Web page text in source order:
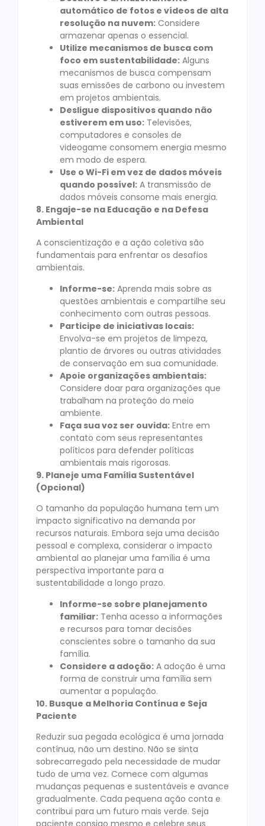
automático de fotos e vídeos de alta
resolução na nuvem: Considere
armazenar apenas o essencial.
Utilize mecanismos de busca com
foco em sustentabilidade: Alguns
mecanismos de busca compensam
suas emissões de carbono ou investem
em projetos ambientais.
Desligue dispositivos quando não
estiverem em uso: Televisões,
computadores e consoles de
videogame consomem energia mesmo
em modo de espera.
Use o Wi-Fi em vez de dados móveis
quando possível: A transmissão de
dados móveis consome mais energia.
8. Engaje-se na Educação e na Defesa
Ambiental
A conscientização e a ação coletiva são
fundamentais para enfrentar os desafios
ambientais.
Informe-se: Aprenda mais sobre as
questões ambientais e compartilhe seu
conhecimento com outras pessoas.
Participe de iniciativas locais:
Envolva-se em projetos de limpeza,
plantio de árvores ou outras atividades
de conservação em sua comunidade.
Apoie organizações ambientais:
Considere doar para organizações que
trabalham na proteção do meio
ambiente.
Faça sua voz ser ouvida: Entre em
contato com seus representantes
políticos para defender políticas
ambientais mais rigorosas.
9. Planeje uma Família Sustentável
(Opcional)
O tamanho da população humana tem um
impacto significativo na demanda por
recursos naturais. Embora seja uma decisão
pessoal e complexa, considerar o impacto
ambiental ao planejar uma família é uma
perspectiva importante para a
sustentabilidade a longo prazo.
Informe-se sobre planejamento
familiar: Tenha acesso a informações
e recursos para tomar decisões
conscientes sobre o tamanho da sua
família.
Considere a adoção: A adoção é uma
forma de construir uma família sem
aumentar a população.
10. Busque a Melhoria Contínua e Seja
Paciente
Reduzir sua pegada ecológica é uma jornada
contínua, não um destino. Não se sinta
sobrecarregado pela necessidade de mudar
tudo de uma vez. Comece com algumas
mudanças pequenas e sustentáveis e avance
gradualmente. Cada pequena ação conta e
contribui para um futuro mais verde. Seja
paciente consigo mesmo e celebre seus